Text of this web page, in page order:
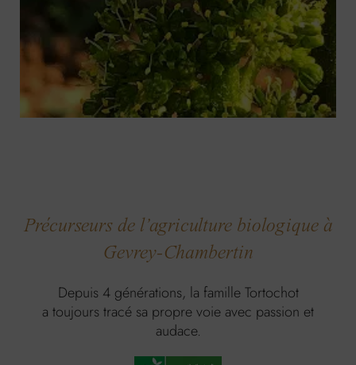
Précurseurs de l’agriculture biologique à
Gevrey-Chambertin
Depuis 4 générations, la famille Tortochot
a toujours tracé sa propre voie avec passion et
audace.